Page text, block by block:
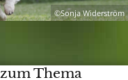
©Sonja Widerström
Thema